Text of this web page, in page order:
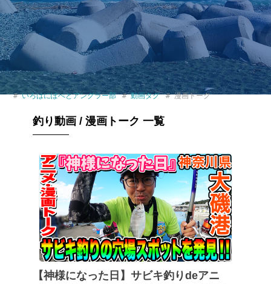
いろはにぽぺとアングラー部 動画タグ 漫画トーク
釣り動画 / 漫画トーク 一覧
【神様になった日】サビキ釣りdeアニ